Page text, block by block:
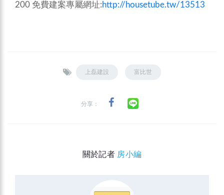
200 免費建案專屬網址:http://housetube.tw/13513
上磊建設 富比世
分享：
關於記者 房小編